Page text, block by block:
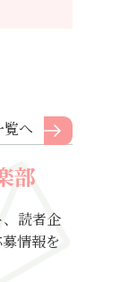
覧へ
部
読者企
情報を